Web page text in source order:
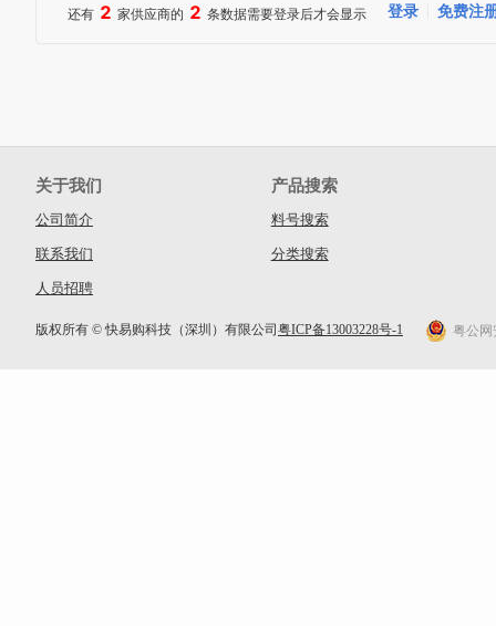
还有 2 家供应商的 2 条数据需要登录后才会显示 登录 免费注
关于我们
公司简介
联系我们
人员招聘
产品搜索
料号搜索
分类搜索
版权所有 © 快易购科技（深圳）有限公司 粤ICP备13003228号-1 粤公网